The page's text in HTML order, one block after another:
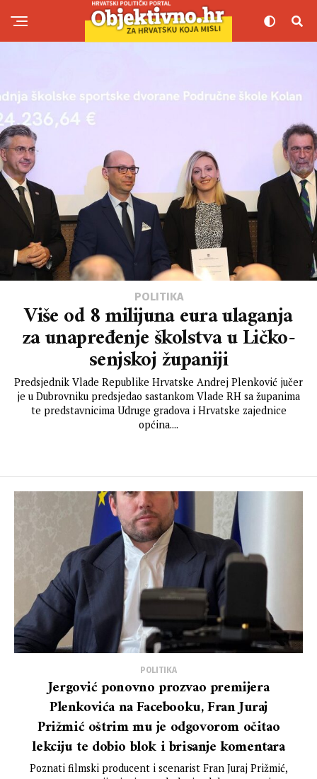
POLITIKA
Više od 8 milijuna eura ulaganja
za unapređenje školstva u Ličko-
senjskoj županiji
Predsjednik Vlade Republike Hrvatske Andrej Plenković jučer
je u Dubrovniku predsjedao sastankom Vlade RH sa županima
te predstavnicima Udruge gradova i Hrvatske zajednice
općina....
POLITIKA
Jergović ponovno prozvao premijera
Plenkovića na Facebooku, Fran Juraj
Prižmić oštrim mu je odgovorom očitao
lekciju te dobio blok i brisanje komentara
Poznati filmski producent i scenarist Fran Juraj Prižmić,